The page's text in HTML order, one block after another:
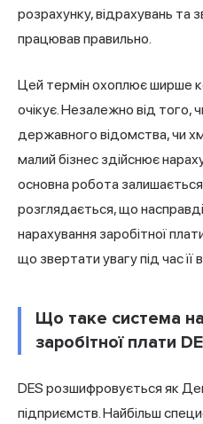
розрахунку, відрахувань та
працював правильно.
Цей термін охоплює ширше
очікує. Незалежно від того,
державного відомства, чи
малий бізнес здійснює
основна робота
розглядається, що
нарахування заробітної
що звертати увагу під час її
Що таке система
заробітної плати
DES розшифровується як
підприємств. Найбільш